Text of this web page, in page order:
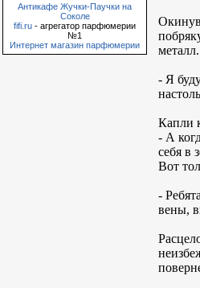
Антикафе Жучки-Паучки на
Соколе
fifi.ru - агрегатор парфюмерии
№1
Интернет магазин парфюмерии
металл.
- Я
Капли
- А
себя в
Вот
-
вены,